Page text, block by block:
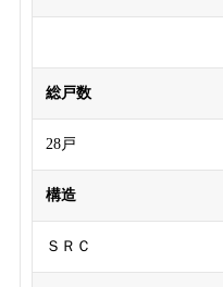
総戸数
28戸
構造
ＳＲＣ